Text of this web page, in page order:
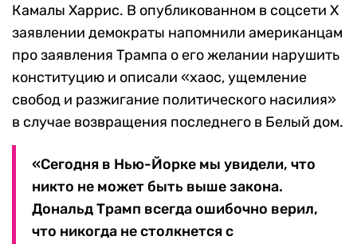
Камалы Харрис. В опубликованном в соцсети X
заявлении демократы напомнили американцам
про заявления Трампа о его желании нарушить
конституцию и описали «хаос, ущемление
свобод и разжигание политического насилия»
в случае возвращения последнего в Белый дом.
«Сегодня в Нью-Йорке мы увидели, что
никто не может быть выше закона.
Дональд Трамп всегда ошибочно верил,
что никогда не столкнется с